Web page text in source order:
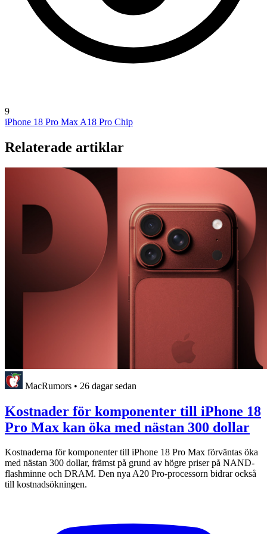
9
iPhone 18 Pro Max A18 Pro Chip
Relaterade artiklar
MacRumors • 26 dagar sedan
Kostnader för komponenter till iPhone 18
Pro Max kan öka med nästan 300 dollar
Kostnaderna för komponenter till iPhone 18 Pro Max förväntas öka
med nästan 300 dollar, främst på grund av högre priser på NAND-
flashminne och DRAM. Den nya A20 Pro-processorn bidrar också
till kostnadsökningen.